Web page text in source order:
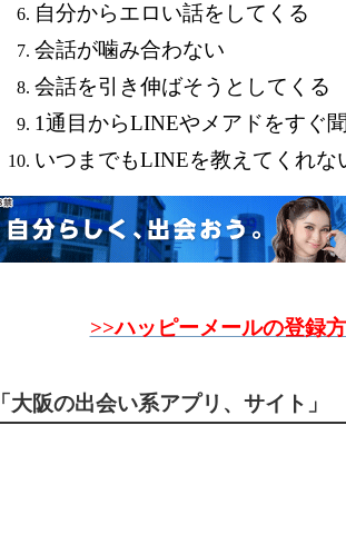
自分からエロい話をしてくる
会話が噛み合わない
会話を引き伸ばそうとしてくる
1通目からLINEやメアドをすぐ
いつまでもLINEを教えてくれな
>>ハッピーメールの登録
「大阪の出会い系アプリ、サイト